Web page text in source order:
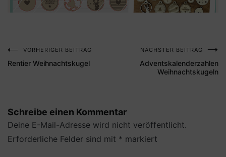
Beitragsnavigation
VORHERIGER BEITRAG
Rentier Weihnachtskugel
NÄCHSTER BEITRAG
Adventskalenderzahlen
Weihnachtskugeln
Schreibe einen Kommentar
Deine E-Mail-Adresse wird nicht veröffentlicht.
Erforderliche Felder sind mit * markiert